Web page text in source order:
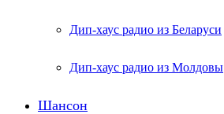
Дип-хаус радио из Беларуси
Дип-хаус радио из Молдовы
Шансон